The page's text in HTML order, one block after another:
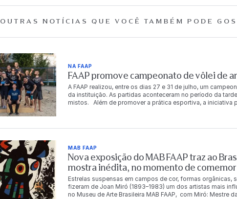
OUTRAS NOTÍCIAS QUE VOCÊ TAMBÉM PODE
NA FAAP
FAAP promove campeonato de vôlei de
A FAAP realizou, entre os dias 27 e 31 de julho, um
da instituição. As partidas aconteceram no período da
mistos. Além de promover a prática esportiva, a
Fernandes Chave de consolação 1º lugar Bianca Rosetti
Betina Leal Leonardo Magalhães Cecília Meirelles 3º
Oliveira Angelo Marcio Andrade Vieira O campeonato
qualidade de vida, a integração e o bem-estar de seus
MAB FAAP
Nova exposição do MAB FAAP traz ao
mostra inédita, no momento de
Estrelas suspensas em campos de cor, formas
fizeram de Joan Miró (1893–1983) um dos artistas mais
no Museu de Arte Brasileira MAB FAAP, com Miró: Mestre